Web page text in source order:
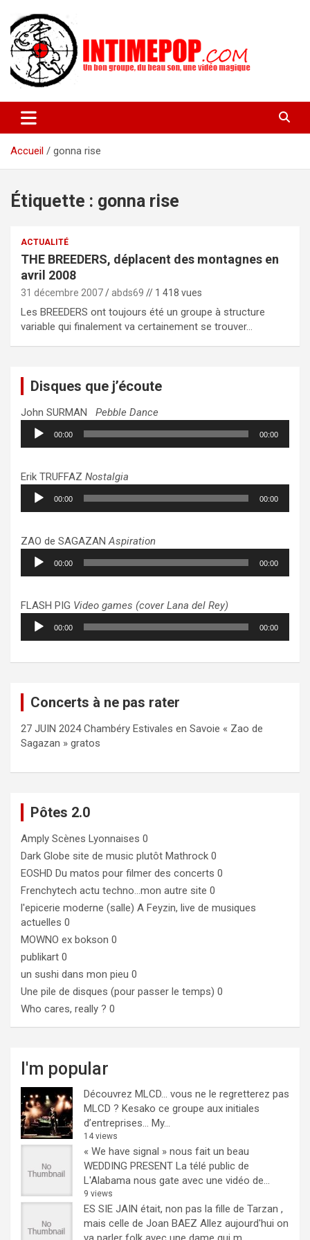
contenu
intimepop.com
actuelles pop rock, post-rock, indé sur Lyon. rock pop concert
lyon
Accueil
gonna rise
Étiquette : gonna rise
ACTUALITÉ
THE BREEDERS, déplacent des montagnes en
avril 2008
31 décembre 2007 abds69 // 1 418 vues
Les BREEDERS ont toujours été un groupe à structure
variable qui finalement va certainement se trouver…
Disques que j’écoute
John SURMAN Pebble Dance
Lecteur
audio
00:00 00:00
Erik TRUFFAZ Nostalgia
Lecteur
audio
00:00 00:00
ZAO de SAGAZANAspiration
Lecteur
audio
00:00 00:00
FLASH PIG Video games (cover Lana del Rey)
Lecteur
audio
00:00 00:00
Concerts à ne pas rater
27 JUIN 2024 Chambéry Estivales en Savoie « Zao de
Sagazan » gratos
Pôtes 2.0
Amply Scènes Lyonnaises 0
Dark Globe site de music plutôt Mathrock 0
EOSHD Du matos pour filmer des concerts 0
Frenchytech actu techno…mon autre site 0
l'epicerie moderne (salle) A Feyzin, live de musiques
actuelles 0
MOWNO ex bokson 0
publikart 0
un sushi dans mon pieu 0
Une pile de disques (pour passer le temps) 0
Who cares, really ? 0
I'm popular
Découvrez MLCD… vous ne le regretterez pas
MLCD ? Kesako ce groupe aux initiales
d’entreprises… My...
14 views
« We have signal » nous fait un beau
WEDDING PRESENT La télé public de
L'Alabama nous gate avec une vidéo de...
9 views
ES SIE JAIN était, non pas la fille de Tarzan ,
mais celle de Joan BAEZ Allez aujourd'hui on